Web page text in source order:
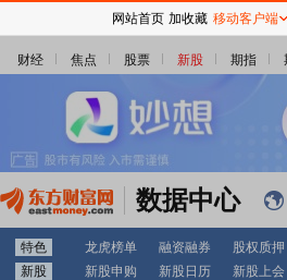
财经 焦点 股票 新股 期指
数据中心
特色 龙虎榜单 融资融券 股权质押
新股
新股申购 新股日历 新股上会
网站首页 加收藏 移动客户端